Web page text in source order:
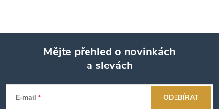
Mějte přehled o novinkách
a slevách
E-mail ODEBÍRAT